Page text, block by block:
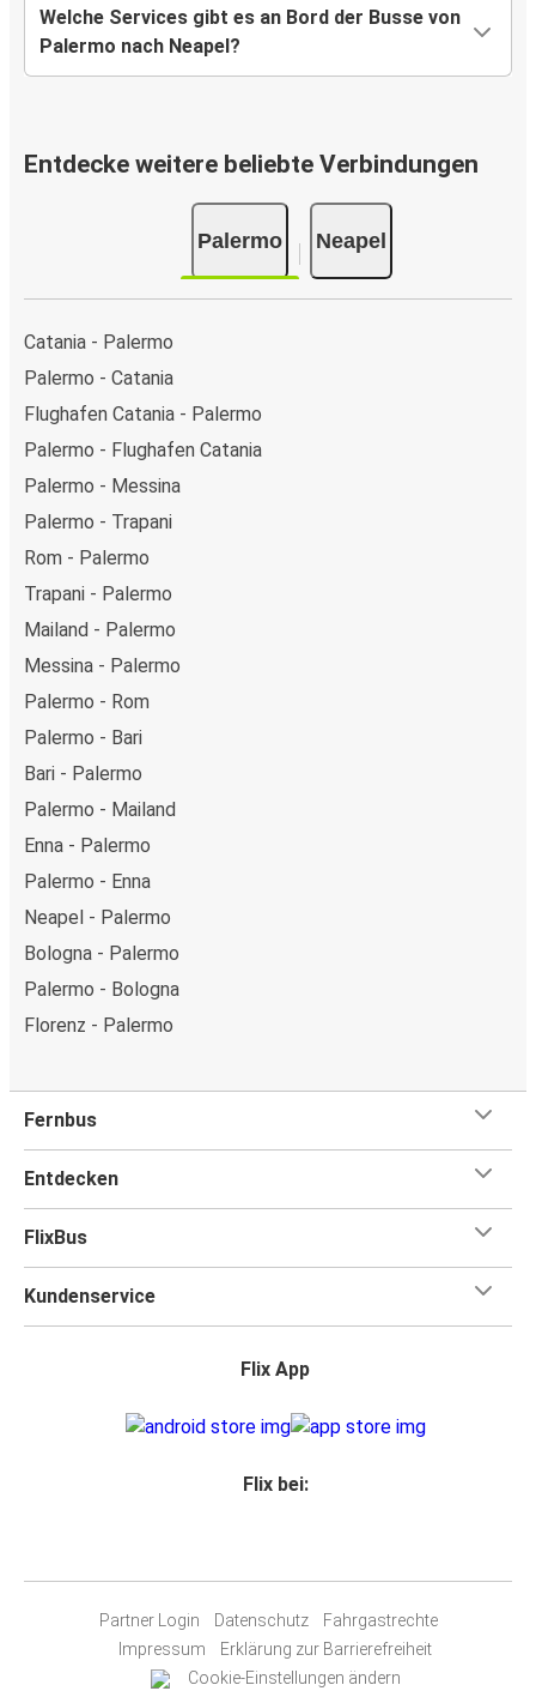
Welche Services gibt es an Bord der Busse von
Palermo nach Neapel?
Entdecke weitere beliebte Verbindungen
Palermo Neapel
Catania - Palermo
Palermo - Catania
Flughafen Catania - Palermo
Palermo - Flughafen Catania
Palermo - Messina
Palermo - Trapani
Rom - Palermo
Trapani - Palermo
Mailand - Palermo
Messina - Palermo
Palermo - Rom
Palermo - Bari
Bari - Palermo
Palermo - Mailand
Enna - Palermo
Palermo - Enna
Neapel - Palermo
Bologna - Palermo
Palermo - Bologna
Florenz - Palermo
Fernbus
Entdecken
FlixBus
Kundenservice
Flix App
Flix bei:
Partner Login Datenschutz
Fahrgastrechte
Impressum
Erklärung zur Barrierefreiheit
Cookie-Einstellungen ändern